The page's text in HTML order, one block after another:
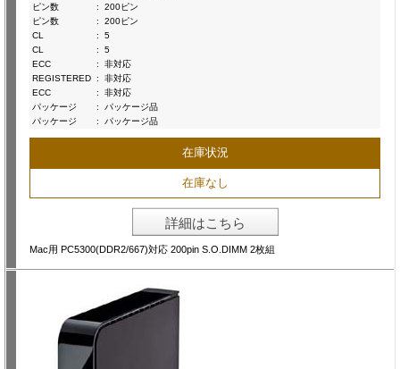
ピン数
:
200ピン
ピン数
:
200ピン
CL
:
5
CL
:
5
ECC
:
非対応
REGISTERED :
非対応
ECC
:
非対応
パッケージ
:
パッケージ品
パッケージ
: パッケージ品
在庫状況
在庫なし
詳細はこちら
Mac用 PC5300(DDR2/667)対応 200pin S.O.DIMM 2枚組